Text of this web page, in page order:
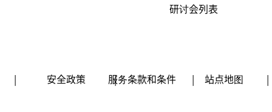
研讨会列表
站点地图
| |
安全政策 服务条款和条件
| |